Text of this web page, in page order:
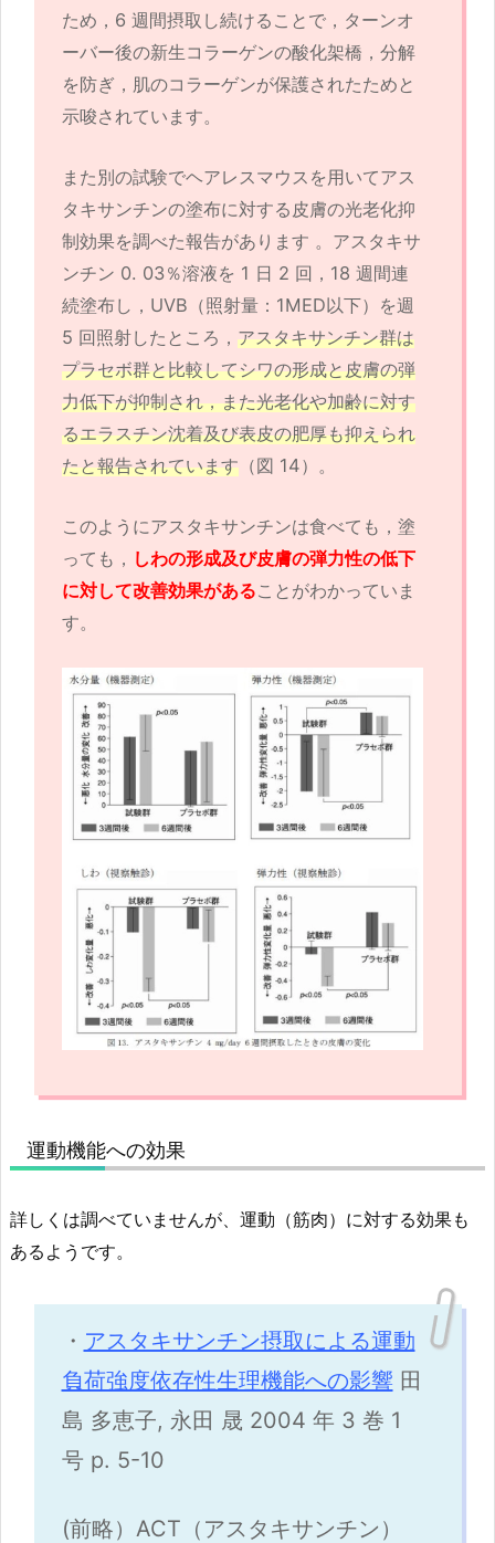
ため，6 週間摂取し続けることで，ターンオ
ーバー後の新生コラーゲンの酸化架橋，分解
を防ぎ，肌のコラーゲンが保護されたためと
示唆されています。
また別の試験でヘアレスマウスを用いてアス
タキサンチンの塗布に対する皮膚の光老化抑
制効果を調べた報告があります 。アスタキサ
ンチン 0. 03％溶液を 1 日 2 回，18 週間連
続塗布し，UVB（照射量：1MED以下）を週
5 回照射したところ， アスタキサンチン群は
プラセボ群と比較してシワの形成と皮膚の弾
力低下が抑制され，また光老化や加齢に対す
るエラスチン沈着及び表皮の肥厚も抑えられ
たと報告されています（図 14）。
このようにアスタキサンチンは食べても，塗
っても， しわの形成及び皮膚の弾力性の低下
に対して改善効果があることがわかっていま
す。
運動機能への効果
詳しくは調べていませんが、運動（筋肉）に対する効果も
あるようです。
・ アスタキサンチン摂取による運動
負荷強度依存性生理機能への影響 田
島 多恵子, 永田 晟 2004 年 3 巻 1
号 p. 5-10
(前略）ACT（アスタキサンチン）